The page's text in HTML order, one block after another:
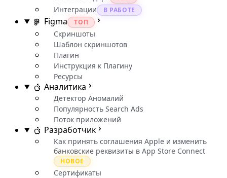
Интеграции В РАБОТЕ
Figma ТОП
Скриншоты
Шаблон скриншотов
Плагин
Инструкция к Плагину
Ресурсы
Аналитика
Детектор Аномалий
Популярность Search Ads
Поток приложений
Разработчик
Как принять соглашения Apple и изменить
банковские реквизиты в App Store Connect
НОВОЕ
Сертификаты